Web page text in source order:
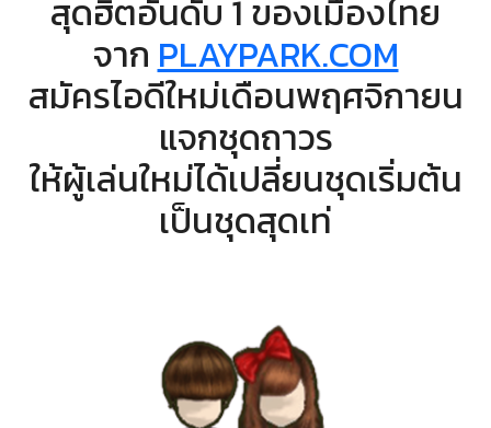
สุดฮิตอันดับ 1 ของเมืองไทย
จากPLAYPARK.COM
สมัครไอดีใหม่เดือนพฤศจิกายน
แจกชุดถาวร
ให้ผู้เล่นใหม่ได้เปลี่ยนชุดเริ่มต้น
เป็นชุดสุดเท่